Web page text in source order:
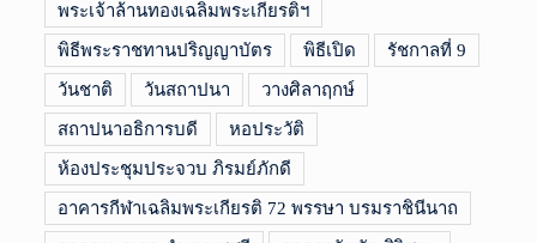
พระเจ้าล้านทองเฉลิมพระเกียรติฯ
พิธีพระราชทานปริญญาบัตร พิธีเปิด รัชกาลที่ 9
วันชาติ วันสถาปนา วางศิลาฤกษ์
สถาปนาอธิการบดี หอประวัติ
ห้องประชุมประจวบ ภิรมย์ภักดี
อาคารกีฬาเฉลิมพระเกียรติ 72 พรรษา บรมราชินีนาถ